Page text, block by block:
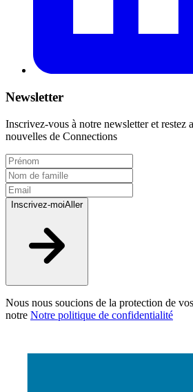
Newsletter
Inscrivez-vous à notre newsletter et restez
nouvelles de Connections
Inscrivez-moiAller
Nous nous soucions de la protection de
notre Notre politique de confidentialité